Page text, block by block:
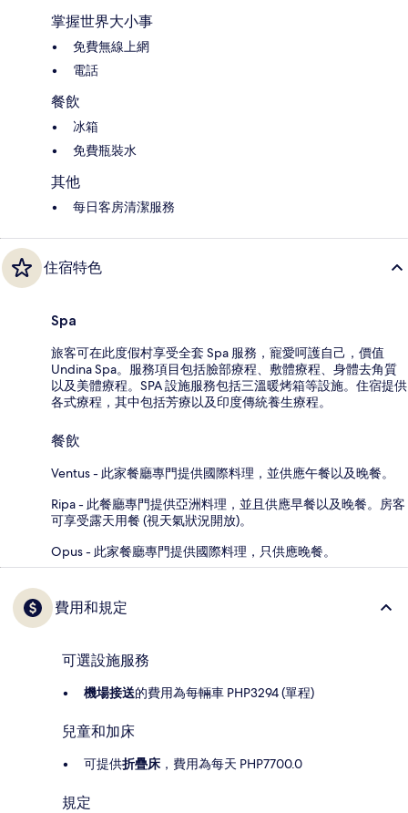
掌握世界大小事
免費無線上網
電話
餐飲
冰箱
免費瓶裝水
其他
每日客房清潔服務
住宿特色
Spa
旅客可在此度假村享受全套 Spa 服務，寵愛呵護自己，價值
Undina Spa。服務項目包括臉部療程、敷體療程、身體去角質
以及美體療程。SPA 設施服務包括三溫暖烤箱等設施。住宿提供
各式療程，其中包括芳療以及印度傳統養生療程。
餐飲
Ventus - 此家餐廳專門提供國際料理，並供應午餐以及晚餐。
Ripa - 此餐廳專門提供亞洲料理，並且供應早餐以及晚餐。房客
可享受露天用餐 (視天氣狀況開放)。
Opus - 此家餐廳專門提供國際料理，只供應晚餐。
費用和規定
可選設施服務
機場接送的費用為每輛車 PHP3294 (單程)
兒童和加床
可提供折疊床 ，費用為每天 PHP7700.0
規定